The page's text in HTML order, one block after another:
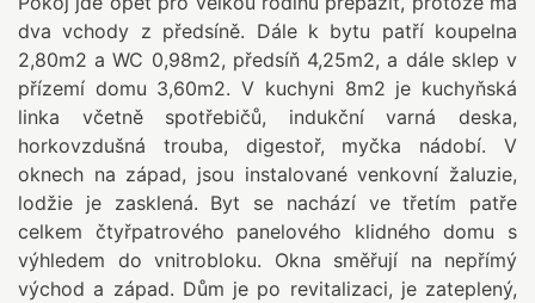
dva vchody z předsíně. Dále k bytu patří koupelna
2,80m2 a WC 0,98m2, předsíň 4,25m2, a dále sklep v
přízemí domu 3,60m2. V kuchyni 8m2 je kuchyňská
linka včetně spotřebičů, indukční varná deska,
horkovzdušná trouba, digestoř, myčka nádobí. V
oknech na západ, jsou instalované venkovní žaluzie,
lodžie je zasklená. Byt se nachází ve třetím patře
celkem čtyřpatrového panelového klidného domu s
výhledem do vnitrobloku. Okna směřují na nepřímý
východ a západ. Dům je po revitalizaci, je zateplený,